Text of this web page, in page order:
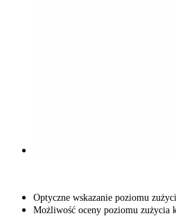
Optyczne wskazanie poziomu
Możliwość oceny poziomu zużycia